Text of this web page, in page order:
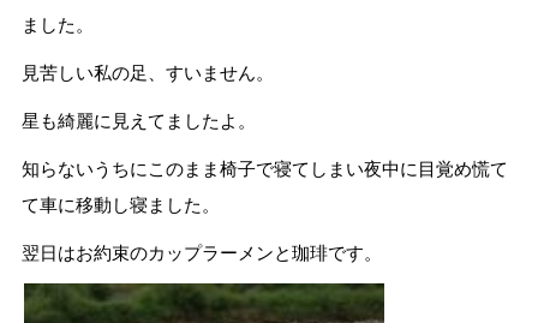
ました。
見苦しい私の足、すいません。
星も綺麗に見えてましたよ。
知らないうちにこのまま椅子で寝てしまい夜中に目覚め慌て
て車に移動し寝ました。
翌日はお約束のカップラーメンと珈琲です。